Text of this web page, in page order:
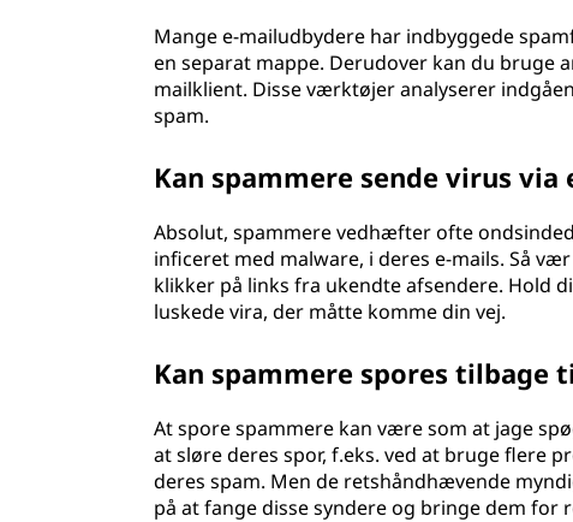
Mange e-mailudbydere har indbyggede
en separat mappe. Derudover kan du bruge
mailklient. Disse værktøjer analyserer
spam.
Kan spammere sende virus via
Absolut, spammere vedhæfter ofte
inficeret med malware, i deres e-mails. Så
klikker på links fra ukendte afsendere. Hold
luskede vira, der måtte komme din vej.
Kan spammere spores tilbage
At spore spammere kan være som at jage
at sløre deres spor, f.eks. ved at bruge flere
deres spam. Men de retshåndhævende
på at fange disse syndere og bringe dem for